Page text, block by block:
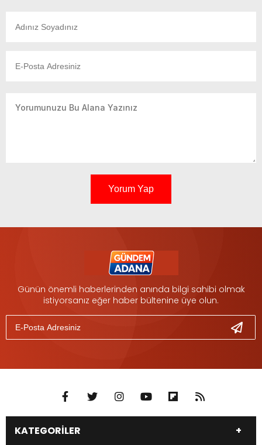
Yorum Yap
Günün önemli haberlerinden anında bilgi sahibi olmak
istiyorsanız eğer haber bültenine üye olun.
KATEGORİLER